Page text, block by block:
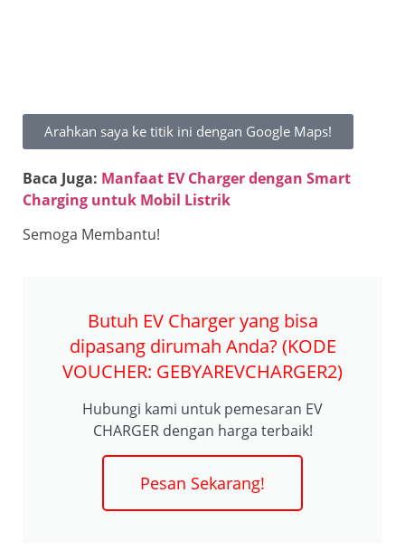
Arahkan saya ke titik ini dengan Google Maps!
Baca Juga: Manfaat EV Charger dengan Smart
Charging untuk Mobil Listrik
Semoga Membantu!
Butuh EV Charger yang bisa
dipasang dirumah Anda? (KODE
VOUCHER: GEBYAREVCHARGER2)
Hubungi kami untuk pemesaran EV
CHARGER dengan harga terbaik!
Pesan Sekarang!